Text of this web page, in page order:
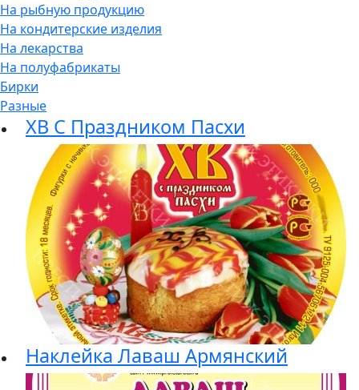
На рыбную продукцию
На кондитерские изделия
На лекарства
На полуфабрикаты
Бирки
Разные
ХВ С Праздником Пасхи
Наклейка Лаваш Армянский